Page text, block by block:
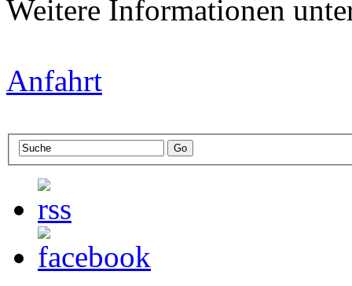
Weitere Informationen
Anfahrt